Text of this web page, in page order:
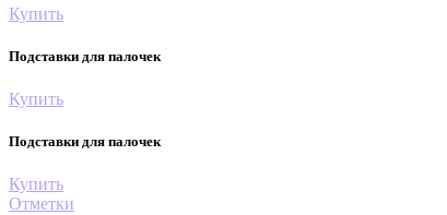
Купить
Подставки для палочек
Купить
Подставки для палочек
Купить
Отметки